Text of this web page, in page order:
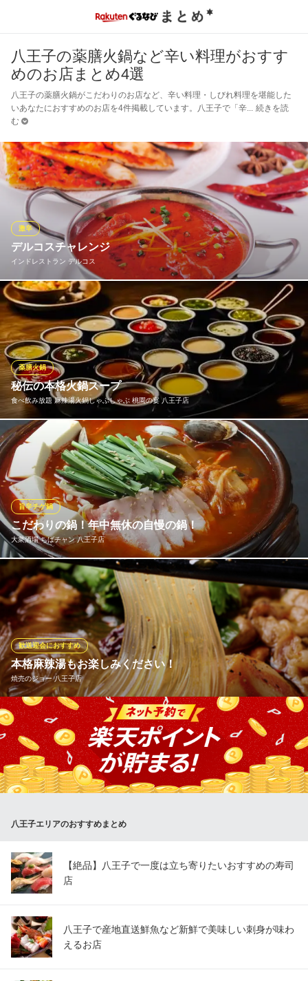
八王子の薬膳火鍋など辛い料理がおすす
めのお店まとめ4選
八王子の薬膳火鍋がこだわりのお店など、辛い料理・しびれ料理を堪能した
いあなたにおすすめのお店を4件掲載しています。八王子で「辛
続きを読
む
デルコスチャレンジ
インドレストラン デルコス
激辛
☆激辛チャレンジ成功で無料！ 制限時間１０分 （失敗 １，
０００円） 通常サイズでチキンカレーとマサラナン ☆特
盛チャレンジ成功で無料！ 制限時間２５分 （失敗 ２，５０
０円） サフランライス１５００ｇ＋チキンカレー１５００ｇ
チャレンジ待ってま～す。すべて税抜き価格です。
インドレストラン デルコス
インド料理レストラン
ＪＲ八高線北八王子駅 徒歩5分
東京都八王子市高倉町1-10
秘伝の本格火鍋スープ
食べ飲み放題 麻辣湯火鍋しゃぶしゃぶ 桃園の宴 八王子店
薬膳火鍋
本場四川の香辛料をふんだんに使用した、香り高く奥深い味わい
の火鍋スープ。麻辣、白湯、トマトなど数種類からお選びいただ
けます。お好みの辛さで、体の芯から温まる本格的な火鍋をお楽
しみください。
食べ飲み放題 麻辣湯火鍋しゃぶしゃぶ 桃園の宴 八王子店
しゃぶしゃぶ食べ放題
ＪＲ八王子駅北口 徒歩2分
東京都八王子市東町11-2 千島ビル3F
こだわりの鍋！年中無休の自慢の鍋！
大衆酒場 ちばチャン 八王子店
旨辛チゲ鍋
鍋は冬！そんな概念覆します！ちばチャン名物のチゲ鍋&水炊き鍋
は季節を問わず食べたくなる＆自信を持ってご提供する逸品で
す！ バカ盛り以外の一品料理も自慢の逸品です！
大衆酒場 ちばチャン 八王子店
地域最安値店舗×酒場
ＪＲ八王子駅 徒歩2分
東京都八王子市旭町2-5 八王子ツインタワーA館9F
本格麻辣湯もお楽しみください！
焼売のジョー 八王子店
歓送迎会におすすめ
名物の焼売以外にも、お酒が進むアラカルトを豊富にご用意して
おります。溢れる肉汁が堪らない小籠包や、痺れる辛さが癖にな
る本格麻辣湯、さらに女性に人気の「ソルベサワー」など、目移
りするラインナップ。全メニュー小皿スタイルなので、多彩な味
を少しずつ贅沢に堪能いただけます。今夜の一杯を、至福の点心
と共に。
焼売のジョー 八王子店
ＪＲ八王子駅 徒歩4分
東京都八王子市三崎町4-13 八百富ビル1F
八王子エリアのおすすめまとめ
【絶品】八王子で一度は立ち寄りたいおすすめの寿司
店
八王子で産地直送鮮魚など新鮮で美味しい刺身が味わ
えるお店